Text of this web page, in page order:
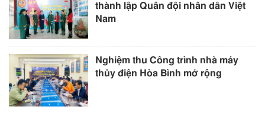
thành lập Quân đội nhân dân Việt
Nam
Nghiệm thu Công trình nhà máy
thủy điện Hòa Bình mở rộng